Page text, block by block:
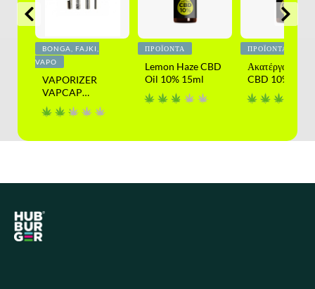
BONGA, FAJKI,
VAPO
VAPORIZER
VAPCAP
DYNAVAP
ΠΡΟΪΌΝΤΑ
Lemon Haze CBD
Oil 10% 15ml
ΠΡΟΪΌΝΤΑ
Ακατέργαστο
CBD 10% 15